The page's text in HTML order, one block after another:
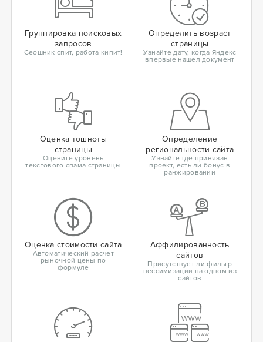
Группировка поисковых
запросов
Сеошник спит, работа кипит!
Определить возраст
страницы
Узнайте дату, когда Яндекс
впервые нашел документ
Оценка тошноты
страницы
Оцените уровень
текстового спама страницы
Определение
региональности сайта
Узнайте где привязан
проект, есть ли бонус в
ранжировании
Оценка стоимости сайта
Автоматический расчет
рыночной цены по
формуле
Аффилированность
сайтов
Присутствует ли фильтр
пессимизации на одном из
сайтов